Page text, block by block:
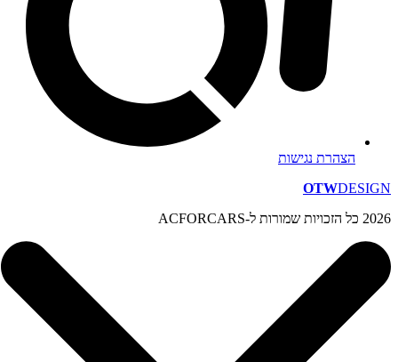
הצהרת נגישות
OTWDESIGN
2026 כל הזכויות שמורות ל-ACFORCARS